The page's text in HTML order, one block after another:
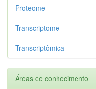
Proteome
Transcriptome
Transcriptômica
Áreas de conhecimento